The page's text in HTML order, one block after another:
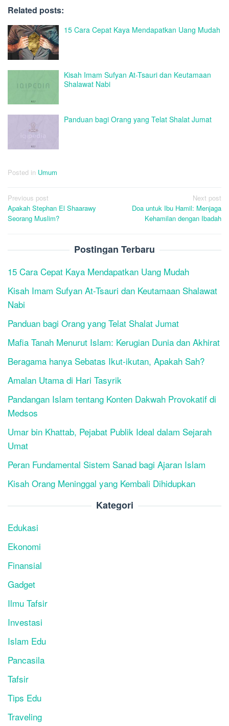
Related posts:
15 Cara Cepat Kaya Mendapatkan Uang Mudah
Kisah Imam Sufyan At-Tsauri dan Keutamaan
Shalawat Nabi
Panduan bagi Orang yang Telat Shalat Jumat
Posted in Umum
Post
navigation
Previous post
Apakah Stephan El Shaarawy
Seorang Muslim?
Next post
Doa untuk Ibu Hamil: Menjaga
Kehamilan dengan Ibadah
Postingan Terbaru
15 Cara Cepat Kaya Mendapatkan Uang Mudah
Kisah Imam Sufyan At-Tsauri dan Keutamaan Shalawat
Nabi
Panduan bagi Orang yang Telat Shalat Jumat
Mafia Tanah Menurut Islam: Kerugian Dunia dan Akhirat
Beragama hanya Sebatas Ikut-ikutan, Apakah Sah?
Amalan Utama di Hari Tasyrik
Pandangan Islam tentang Konten Dakwah Provokatif di
Medsos
Umar bin Khattab, Pejabat Publik Ideal dalam Sejarah
Umat
Peran Fundamental Sistem Sanad bagi Ajaran Islam
Kisah Orang Meninggal yang Kembali Dihidupkan
Kategori
Edukasi
Ekonomi
Finansial
Gadget
Ilmu Tafsir
Investasi
Islam Edu
Pancasila
Tafsir
Tips Edu
Traveling